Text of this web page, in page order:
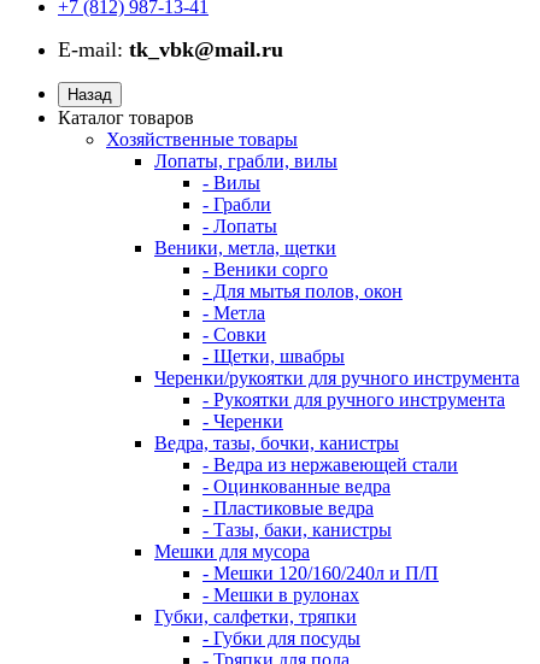
+7 (812) 987-13-41
E-mail: tk_vbk@mail.ru
Назад
Каталог товаров
Хозяйственные товары
Лопаты, грабли, вилы
- Вилы
- Грабли
- Лопаты
Веники, метла, щетки
- Веники сорго
- Для мытья полов, окон
- Метла
- Совки
- Щетки, швабры
Черенки/рукоятки для ручного инструмента
- Рукоятки для ручного инструмента
- Черенки
Ведра, тазы, бочки, канистры
- Ведра из нержавеющей стали
- Оцинкованные ведра
- Пластиковые ведра
- Тазы, баки, канистры
Мешки для мусора
- Мешки 120/160/240л и П/П
- Мешки в рулонах
Губки, салфетки, тряпки
- Губки для посуды
- Тряпки для пола